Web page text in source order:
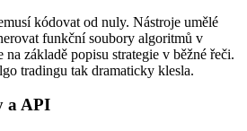
kódovat od nuly. Nástroje umělé
funkční soubory algoritmů v
základě popisu strategie v běžné řeči.
tradingu tak dramaticky klesla.
a API